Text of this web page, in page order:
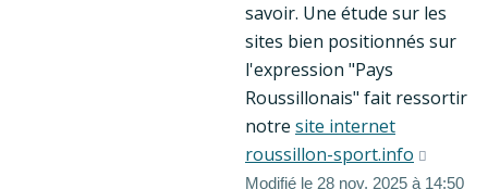
savoir. Une étude sur les
sites bien positionnés sur
l'expression "Pays
Roussillonais" fait ressortir
notre site internet
roussillon-sport.info
Modifié le 28 nov. 2025 à 14:50